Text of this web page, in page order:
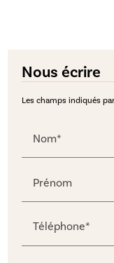
Nous écrire
Les champs indiqués
Nom*
Prénom
Téléphone*